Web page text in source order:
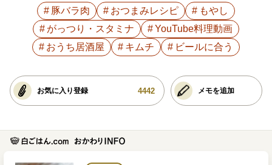
豚バラ肉 おつまみレシピ
もやし
がっつり・スタミナ
YouTube料理動画
おうち居酒屋
キムチ ビールに合う
お気に入り登録 4442 メモを追加